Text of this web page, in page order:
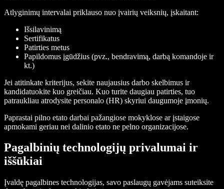
Atlyginimų intervalai priklauso nuo įvairių veiksnių, įskaitant:
Išsilavinimą
Sertifikatus
Patirties metus
Papildomus įgūdžius (pvz., bendravimą, darbą komandoje ir
kt.)
Jei atitinkate kriterijus, sekite naujausius darbo skelbimus ir
kandidatuokite kuo greičiau. Kuo turite daugiau patirties, tuo
patraukliau atrodysite personalo (HR) skyriui daugumoje įmonių.
Paprastai pilno etato darbai pažangiose mokyklose ar įstaigose
apmokami geriau nei dalinio etato ne pelno organizacijose.
Pagalbinių technologijų privalumai ir
iššūkiai
Įvaldę pagalbines technologijas, savo paslaugų gavėjams suteiksite